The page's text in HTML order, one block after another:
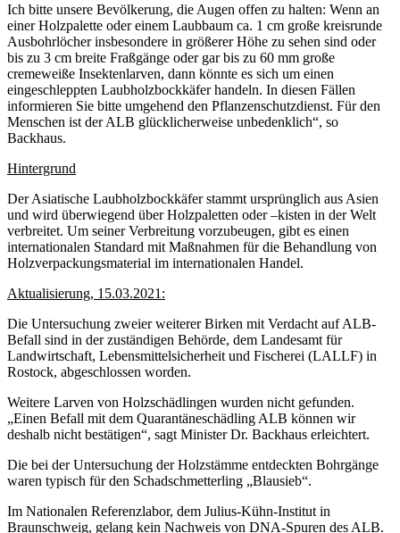
Ich bitte unsere Bevölkerung, die Augen offen zu halten: Wenn an
einer Holzpalette oder einem Laubbaum ca. 1 cm große kreisrunde
Ausbohrlöcher insbesondere in größerer Höhe zu sehen sind oder
bis zu 3 cm breite Fraßgänge oder gar bis zu 60 mm große
cremeweiße Insektenlarven, dann könnte es sich um einen
eingeschleppten Laubholzbockkäfer handeln. In diesen Fällen
informieren Sie bitte umgehend den Pflanzen­schutz­­dienst. Für den
Menschen ist der ALB glücklicherweise unbedenklich“, so
Backhaus.
Hintergrund
Der Asiatische Laubholzbockkäfer stammt ursprünglich aus Asien
und wird überwiegend über Holzpaletten oder –kisten in der Welt
verbreitet. Um seiner Verbreitung vorzubeugen, gibt es einen
internationalen Standard mit Maßnahmen für die Behandlung von
Holzverpackungs­material im internationalen Handel.
Aktualisierung, 15.03.2021:
Die Untersuchung zweier weiterer Birken mit Verdacht auf ALB-
Befall sind in der zuständigen Behörde, dem Landesamt für
Landwirtschaft, Lebensmittelsicherheit und Fischerei (LALLF) in
Rostock, abgeschlossen worden.
Weitere Larven von Holzschädlingen wurden nicht gefunden.
„Einen Befall mit dem Quarantäneschädling ALB können wir
deshalb nicht bestätigen“, sagt Minister Dr. Backhaus erleichtert.
Die bei der Untersuchung der Holzstämme entdeckten Bohrgänge
waren typisch für den Schadschmetterling „Blausieb“.
Im Nationalen Referenzlabor, dem Julius-Kühn-Institut in
Braunschweig, gelang kein Nachweis von DNA-Spuren des ALB.